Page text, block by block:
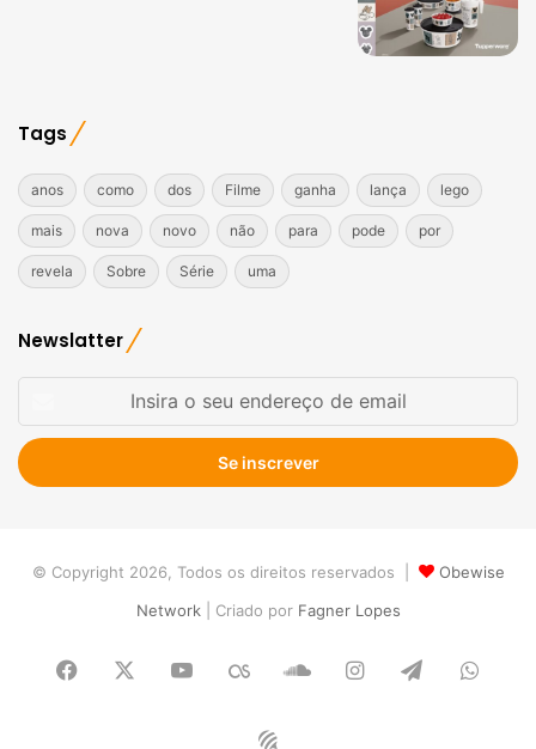
Tags
anos como dos Filme ganha lança lego
mais nova novo não para pode por
revela Sobre Série uma
Newslatter
seu
endereço
de
© Copyright 2026, Todos os direitos reservados |
Obewise
Network| Criado porFagner Lopes
Facebook YouTubeLast.FMSoundCloud
Instagram
Telegram
Obewise